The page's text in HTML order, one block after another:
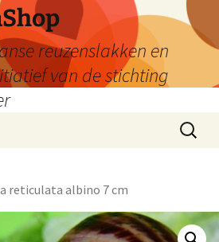
reuzenslakken en
van de stichting
Zoeken
naar:
reticulata albino 7 cm